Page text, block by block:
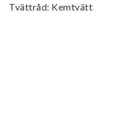
Tvättråd: Kemtvätt